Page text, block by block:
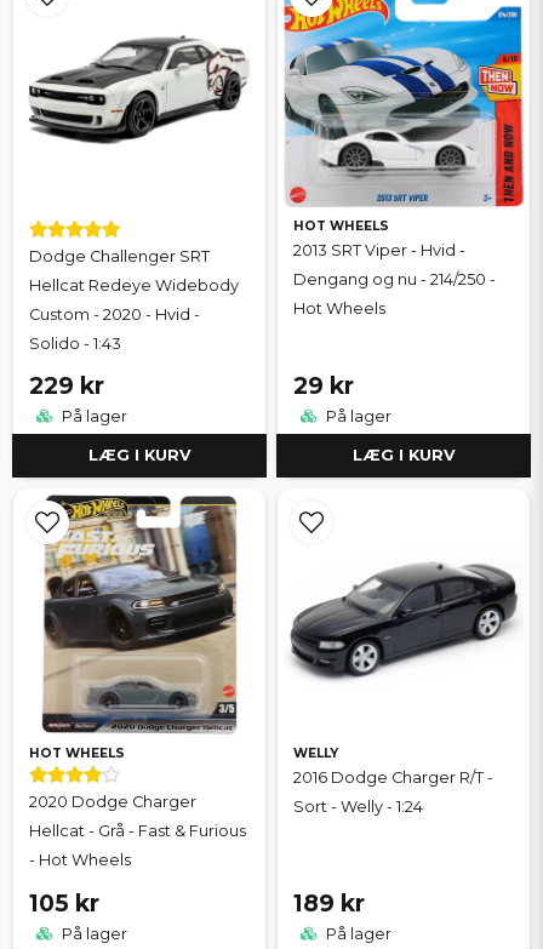
Dodge Challenger SRT
Hellcat Redeye Widebody
Custom - 2020 - Hvid -
Solido - 1:43
229 kr
På lager
LÆG I KURV
HOT WHEELS
2013 SRT Viper - Hvid -
Dengang og nu - 214/250 -
Hot Wheels
29 kr
På lager
LÆG I KURV
HOT WHEELS
2020 Dodge Charger
Hellcat - Grå - Fast & Furious
- Hot Wheels
105 kr
På lager
WELLY
2016 Dodge Charger R/T -
Sort - Welly - 1:24
189 kr
På lager